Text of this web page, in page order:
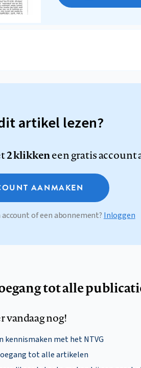
artikel lezen?
2 klikkeneen gratis account
AANMAKEN
account of een abonnement? Inloggen
tot alle
vandaag nog!
kennismaken met het NTVG
tot alle artikelen